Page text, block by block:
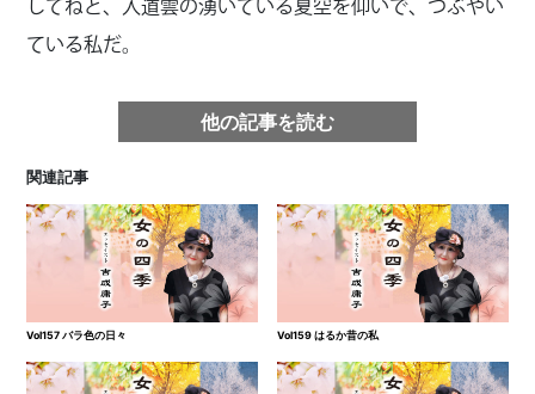
してねと、入道雲の湧いている夏空を仰いで、つぶやい
ている私だ。
他の記事を読む
関連記事
Vol157 バラ色の日々 Vol159 はるか昔の私